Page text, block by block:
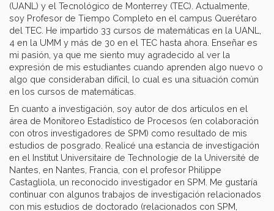
(UANL) y el Tecnológico de Monterrey (TEC). Actualmente,
soy Profesor de Tiempo Completo en el campus Querétaro
del TEC. He impartido 33 cursos de matemáticas en la UANL,
4 en la UMM y más de 30 en el TEC hasta ahora. Enseñar es
mi pasión, ya que me siento muy agradecido al ver la
expresión de mis estudiantes cuando aprenden algo nuevo o
algo que consideraban difícil, lo cual es una situación común
en los cursos de matemáticas.
En cuanto a investigación, soy autor de dos artículos en el
área de Monitoreo Estadístico de Procesos (en colaboración
con otros investigadores de SPM) como resultado de mis
estudios de posgrado. Realicé una estancia de investigación
en el Institut Universitaire de Technologie de la Université de
Nantes, en Nantes, Francia, con el profesor Philippe
Castagliola, un reconocido investigador en SPM. Me gustaría
continuar con algunos trabajos de investigación relacionados
con mis estudios de doctorado (relacionados con SPM,